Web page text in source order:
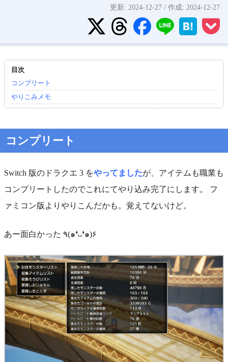
更新: 2024-12-27 / 作成: 2024-12-27
コンプリート
やりこみメモ
コンプリート
Switch 版のドラクエ 3 をやってましたが、アイテムも職業も
コンプリートしたのでこれにてやり込み完了にします。 フ
ァミコン版よりやりこんだかも。覚えてないけど。
あー面白かった ٩(๑❛ᴗ❛๑)۶